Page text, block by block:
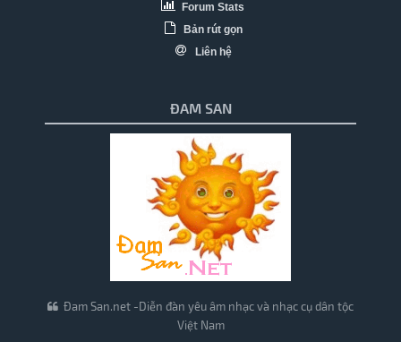
Forum Stats
Bản rút gọn
Liên hệ
ĐAM SAN
Đam San.net -Diễn đàn yêu âm nhạc và nhạc cụ dân tộc
Việt Nam